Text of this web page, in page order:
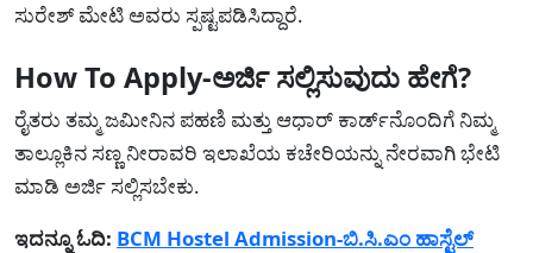
ಸುರೇಶ್ ಮೇಟಿ ಅವರು ಸ್ಪಷ್ಟಪಡಿಸಿದ್ದಾರೆ.
How To Apply-ಅರ್ಜಿ ಸಲ್ಲಿಸುವುದು ಹೇಗೆ?
ರೈತರು ತಮ್ಮ ಜಮೀನಿನ ಪಹಣಿ ಮತ್ತು ಆಧಾರ್ ಕಾರ್ಡ್‌ನೊಂದಿಗೆ ನಿಮ್ಮ
ತಾಲ್ಲೂಕಿನ ಸಣ್ಣ ನೀರಾವರಿ ಇಲಾಖೆಯ ಕಚೇರಿಯನ್ನು ನೇರವಾಗಿ ಭೇಟಿ
ಮಾಡಿ ಅರ್ಜಿ ಸಲ್ಲಿಸಬೇಕು.
ಇದನ್ನೂ ಓದಿ: BCM Hostel Admission-ಬಿ.ಸಿ.ಎಂ ಹಾಸ್ಟೆಲ್